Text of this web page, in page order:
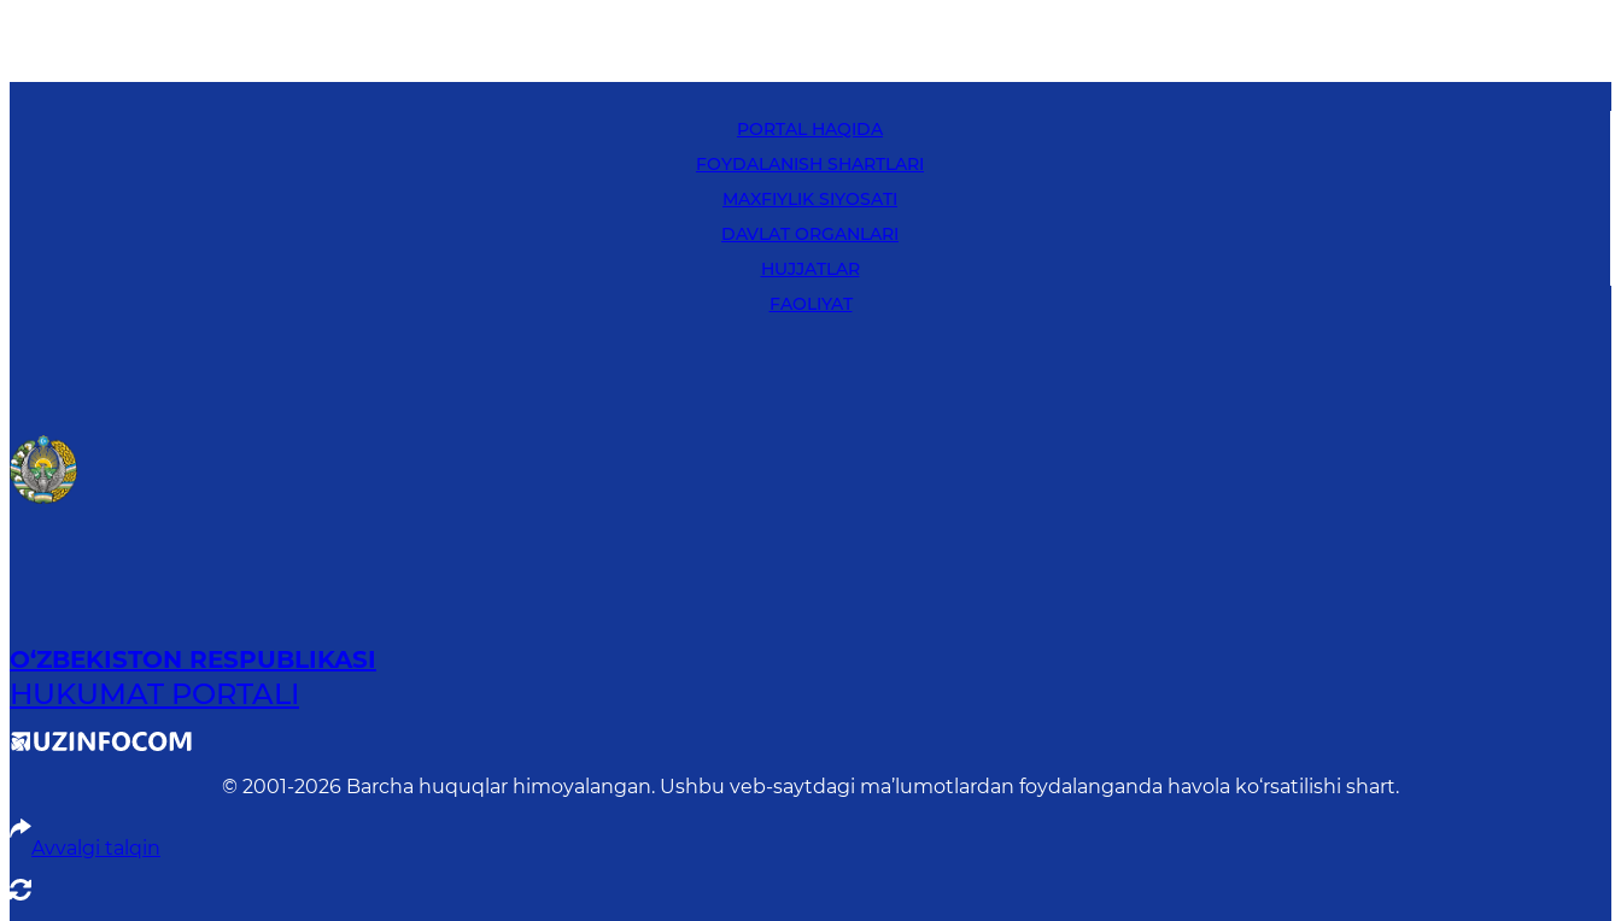
PORTAL HAQIDA
FOYDALANISH SHARTLARI
MAXFIYLIK SIYOSATI
DAVLAT ORGANLARI
HUJJATLAR
FAOLIYAT
O‘ZBEKISTON RESPUBLIKASI
HUKUMAT PORTALI
© 2001-2026 Barcha huquqlar himoyalangan. Ushbu veb-saytdagi ma’lumotlardan foydalanganda havola ko‘rsatilishi shart.
Avvalgi talqin